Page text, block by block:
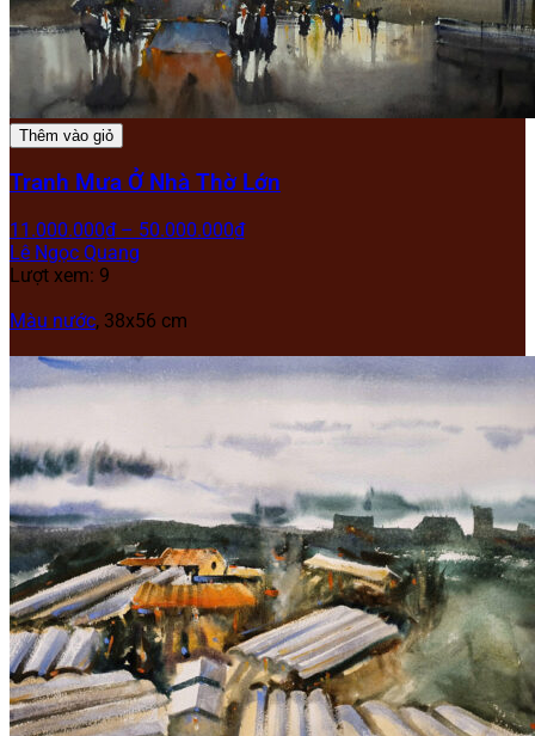
Thêm vào giỏ
Tranh Mưa Ở Nhà Thờ Lớn
11.000.000₫ – 50.000.000₫
Lê Ngọc Quang
Lượt xem: 9
Màu nước, 38x56 cm